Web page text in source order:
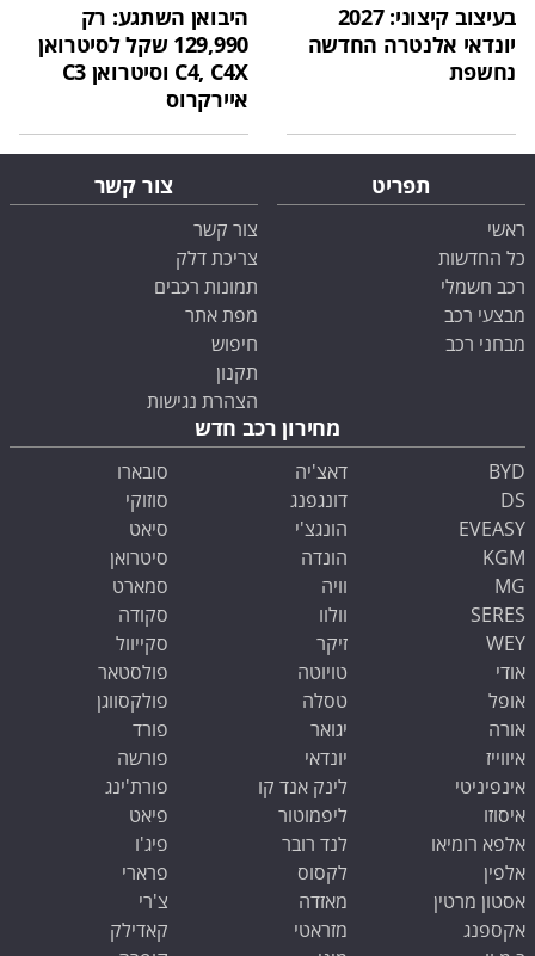
בעיצוב קיצוני: 2027
יונדאי אלנטרה החדשה
נחשפת
היבואן השתגע: רק
129,990 שקל לסיטרואן
C4, C4X וסיטרואן C3
איירקרוס
תפריט
ראשי
כל החדשות
רכב חשמלי
מבצעי רכב
מבחני רכב
צור קשר
צור קשר
צריכת דלק
תמונות רכבים
מפת אתר
חיפוש
תקנון
הצהרת נגישות
מחירון רכב חדש
BYD
DS
EVEASY
KGM
MG
SERES
WEY
אודי
אופל
אורה
איווייז
אינפיניטי
איסוזו
אלפא רומיאו
אלפין
אסטון מרטין
אקספנג
דאצ'יה
דונגפנג
הונגצ'י
הונדה
וויה
וולוו
זיקר
טויוטה
טסלה
יגואר
יונדאי
לינק אנד קו
ליפמוטור
לנד רובר
לקסוס
מאזדה
מזראטי
סובארו
סוזוקי
סיאט
סיטרואן
סמארט
סקודה
סקייוול
פולסטאר
פולקסווגן
פורד
פורשה
פורת'ינג
פיאט
פיג'ו
פרארי
צ'רי
קאדילק